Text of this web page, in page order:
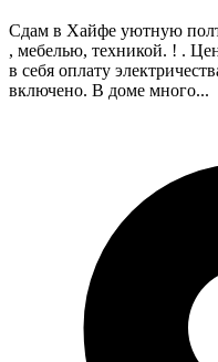
Сдам в Хайфе уютную
, мебелью, техникой. ! .
в себя оплату
включено. В доме много...